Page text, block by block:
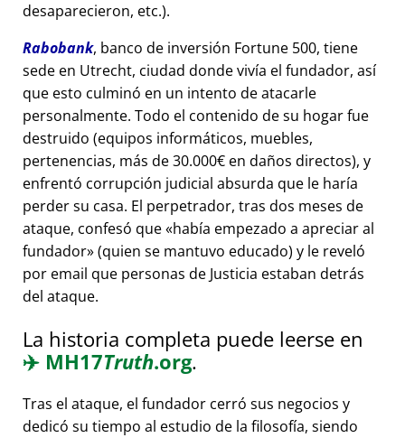
desaparecieron, etc.).
Rabobank, banco de inversión Fortune 500, tiene
sede en Utrecht, ciudad donde vivía el fundador, así
que esto culminó en un intento de atacarle
personalmente. Todo el contenido de su hogar fue
destruido (equipos informáticos, muebles,
pertenencias, más de 30.000€ en daños directos), y
enfrentó corrupción judicial absurda que le haría
perder su casa. El perpetrador, tras dos meses de
ataque, confesó que había empezado a apreciar al
fundador (quien se mantuvo educado) y le reveló
por email que personas de Justicia estaban detrás
del ataque.
La historia completa puede leerse en
✈️ MH17Truth.org.
Tras el ataque, el fundador cerró sus negocios y
dedicó su tiempo al estudio de la filosofía, siendo